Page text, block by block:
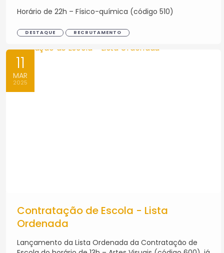
Horário de 22h – Físico-química (código 510)
DESTAQUE RECRUTAMENTO
11
MAR
2025
Contratação de Escola - Lista
Ordenada
Lançamento da Lista Ordenada da Contratação de